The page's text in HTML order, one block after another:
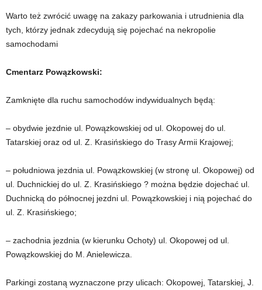
Warto też zwrócić uwagę na zakazy parkowania i utrudnienia dla
tych, którzy jednak zdecydują się pojechać na nekropolie
samochodami
Cmentarz Powązkowski:
Zamknięte dla ruchu samochodów indywidualnych będą:
– obydwie jezdnie ul. Powązkowskiej od ul. Okopowej do ul.
Tatarskiej oraz od ul. Z. Krasińskiego do Trasy Armii Krajowej;
– południowa jezdnia ul. Powązkowskiej (w stronę ul. Okopowej) od
ul. Duchnickiej do ul. Z. Krasińskiego ? można będzie dojechać ul.
Duchnicką do północnej jezdni ul. Powązkowskiej i nią pojechać do
ul. Z. Krasińskiego;
– zachodnia jezdnia (w kierunku Ochoty) ul. Okopowej od ul.
Powązkowskiej do M. Anielewicza.
Parkingi zostaną wyznaczone przy ulicach: Okopowej, Tatarskiej, J.